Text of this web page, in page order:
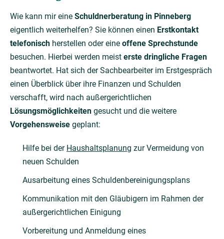
Wie kann mir eine Schuldnerberatung in Pinneberg
eigentlich weiterhelfen? Sie können einen Erstkontakt
telefonisch herstellen oder eine offene Sprechstunde
besuchen. Hierbei werden meist erste dringliche Fragen
beantwortet. Hat sich der Sachbearbeiter im Erstgespräch
einen Überblick über ihre Finanzen und Schulden
verschafft, wird nach außergerichtlichen
Lösungsmöglichkeiten gesucht und die weitere
Vorgehensweise geplant:
Hilfe bei der Haushaltsplanung zur Vermeidung von
neuen Schulden
Ausarbeitung eines Schuldenbereinigungsplans
Kommunikation mit den Gläubigern im Rahmen der
außergerichtlichen Einigung
Vorbereitung und Anmeldung eines